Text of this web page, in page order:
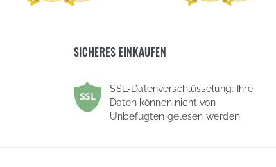
SICHERES EINKAUFEN
SSL-Datenverschlüsselung: Ihre
Daten können nicht von
Unbefugten gelesen werden